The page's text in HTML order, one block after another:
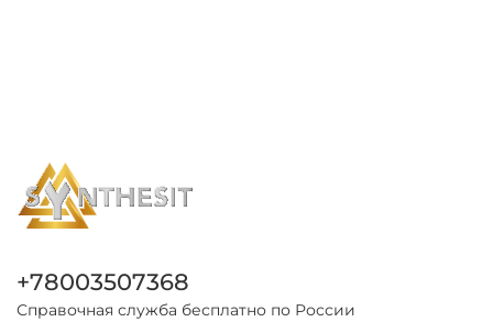
+78003507368
Справочная служба бесплатно по России